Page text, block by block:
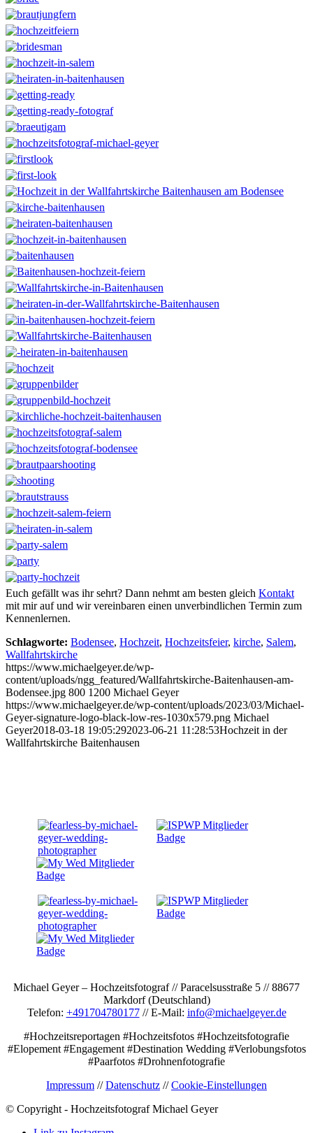
Euch gefällt was ihr sehrt? Dann nehmt am besten gleich Kontakt
mit mir auf und wir vereinbaren einen unverbindlichen Termin zum
Kennenlernen.
Schlagworte: Bodensee, Hochzeit, Hochzeitsfeier, kirche, Salem,
Wallfahrtskirche
https://www.michaelgeyer.de/wp-
content/uploads/ngg_featured/Wallfahrtskirche-Baitenhausen-am-
Bodensee.jpg 800 1200 Michael Geyer
https://www.michaelgeyer.de/wp-content/uploads/2023/03/Michael-
Geyer-signature-logo-black-low-res-1030x579.png Michael
Geyer2018-03-18 19:05:292023-06-21 11:28:53Hochzeit in der
Wallfahrtskirche Baitenhausen
Michael Geyer – Hochzeitsfotograf // Paracelsusstraße 5 // 88677
Markdorf (Deutschland)
Telefon: +491704780177// E-Mail: info@michaelgeyer.de
#Hochzeitsreportagen #Hochzeitsfotos #Hochzeitsfotografie
#Elopement #Engagement #Destination Wedding #Verlobungsfotos
#Paarfotos #Drohnenfotografie
Impressum //Datenschutz //Cookie-Einstellungen
© Copyright - Hochzeitsfotograf Michael Geyer